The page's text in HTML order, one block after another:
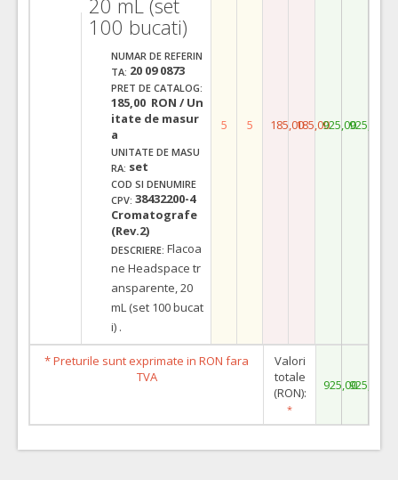
100 bucati)
NUMAR DE REFERIN
TA: 20 09 0873
PRET DE CATALOG:
185,00 RON / Un
itate de masur
a
UNITATE DE MASU
RA: set
COD SI DENUMIRE
CPV: 38432200-4
Cromatografe
(Rev.2)
DESCRIERE: Flacoa
ne Headspace tr
ansparente, 20
mL (set 100 bucat
i) .
5 5 185,00185,00925,00925,00
* Preturile sunt exprimate in RON fara
TVA
Valori
totale
(RON):
*
925,00925,00